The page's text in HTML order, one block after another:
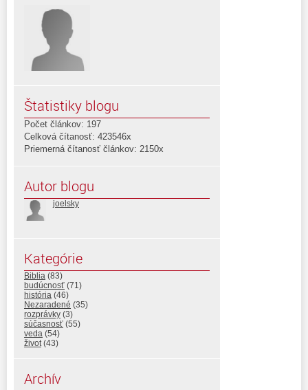
Štatistiky blogu
Počet článkov: 197
Celková čítanosť: 423546x
Priemerná čítanosť článkov: 2150x
Autor blogu
joelsky
Kategórie
Biblia (83)
budúcnosť (71)
história (46)
Nezaradené (35)
rozprávky (3)
súčasnosť (55)
veda (54)
život(43)
Archív